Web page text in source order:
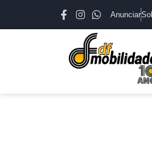
Anunciar